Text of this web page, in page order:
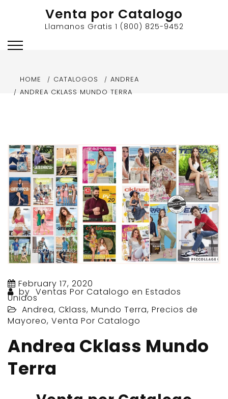
Venta por Catalogo
Llamanos Gratis 1 (800) 825-9452
HOME CATALOGOS
ANDREA
ANDREA CKLASS MUNDO TERRA
February 17, 2020
by Ventas Por Catalogo en Estados
Unidos
Andrea, Cklass, Mundo Terra, Precios de
Mayoreo, Venta Por Catalogo
Andrea Cklass Mundo
Terra